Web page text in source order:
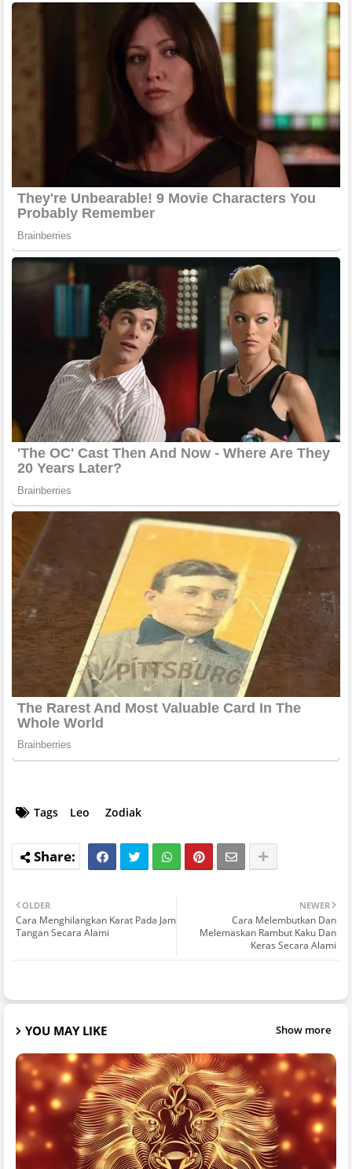
Tags Leo Zodiak
NEWER
Cara Melembutkan Dan
Melemaskan Rambut Kaku Dan
Keras Secara Alami
OLDER
Cara Menghilangkan Karat Pada Jam
Tangan Secara Alami
YOU MAY LIKE Show more